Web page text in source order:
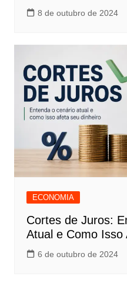
8 de outubro de 2024
ECONOMIA
Cortes de Juros:
Atual e Como Isso
6 de outubro de 2024